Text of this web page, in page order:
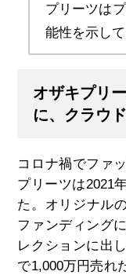
プリーツは
能性を示して
オザキプリ
に、クラウ
コロナ禍でファ
プリーツは2021
た。オリジナル
ファンディング
レクションに出
で1,000万円売れ